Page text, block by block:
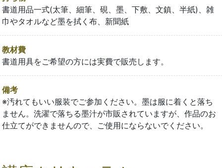
書道用品一式(太筆、細筆、硯、墨、下敷、文鎮、半紙)、雑
巾やタオルなど墨を拭く布、新聞紙
教材費
書道用具をご希望の方には実費で販売します。
備考
※汚れてもいい服装でご参加ください。墨は服に着くと落ち
ません。洗濯で落ちる墨汁が市販されていますが、作品のお
仕立てができませんので、ご使用にならないでください。